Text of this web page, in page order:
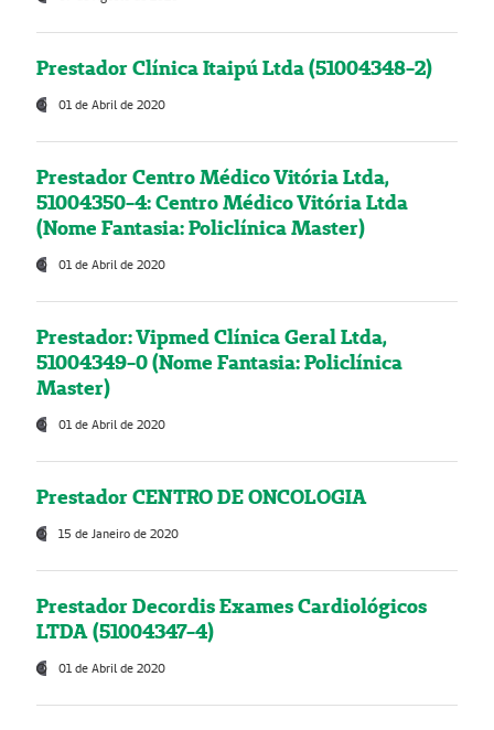
Prestador Clínica Itaipú Ltda (51004348-2)
01 de Abril de 2020
Prestador Centro Médico Vitória Ltda,
51004350-4: Centro Médico Vitória Ltda
(Nome Fantasia: Policlínica Master)
01 de Abril de 2020
Prestador: Vipmed Clínica Geral Ltda,
51004349-0 (Nome Fantasia: Policlínica
Master)
01 de Abril de 2020
Prestador CENTRO DE ONCOLOGIA
15 de Janeiro de 2020
Prestador Decordis Exames Cardiológicos
LTDA (51004347-4)
01 de Abril de 2020